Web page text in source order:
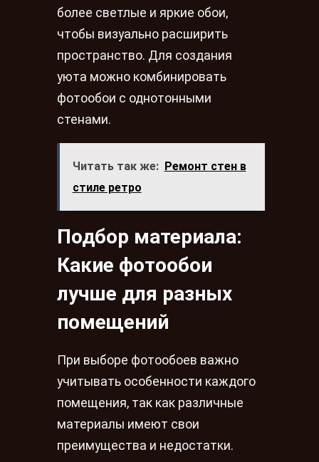
более светлые и яркие обои,
чтобы визуально расширить
пространство. Для создания
уюта можно комбинировать
фотообои с однотонными
стенами.
Читать так же:
Ремонт стен в
стиле ретро
Подбор материала:
Какие фотообои
лучше для разных
помещений
При выборе фотообоев важно
учитывать особенности каждого
помещения, так как различные
материалы имеют свои
преимущества и недостатки.